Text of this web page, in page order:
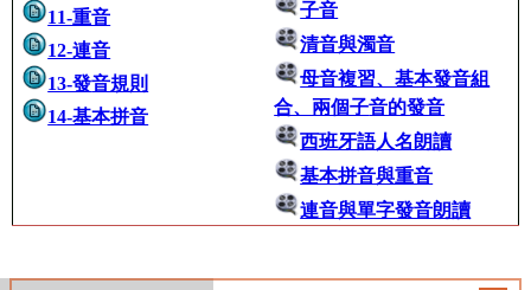
11-重音
12-連音
13-發音規則
14-基本拼音
子音
清音與濁音
母音複習、基本發音組
合、兩個子音的發音
西班牙語人名朗讀
基本拼音與重音
連音與單字發音朗讀